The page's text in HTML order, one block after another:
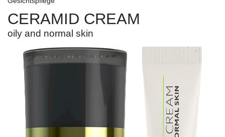
CERAMID CREAM
oily and normal skin